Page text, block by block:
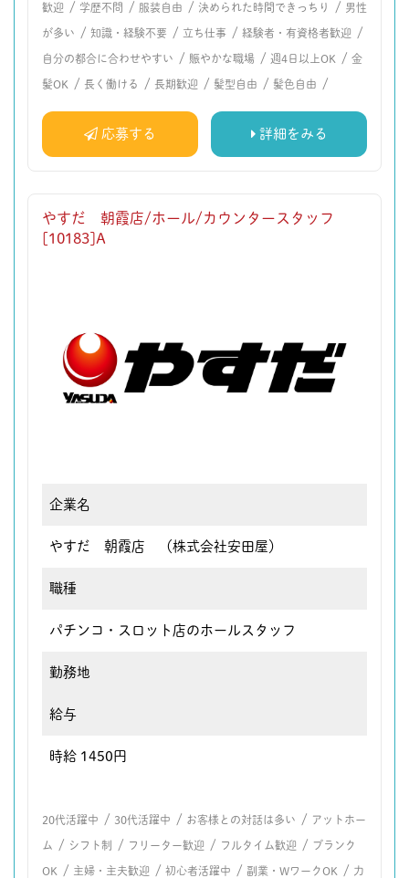
歓迎 / 学歴不問 / 服装自由 / 決められた時間できっちり / 男性
が多い / 知識・経験不要 / 立ち仕事 / 経験者・有資格者歓迎 /
自分の都合に合わせやすい / 賑やかな職場 / 週4日以上OK / 金
髪OK / 長く働ける / 長期歓迎 / 髪型自由 / 髪色自由 /
応募する 詳細をみる
やすだ 朝霞店/ホール/カウンタースタッフ
[10183]A
企業名
やすだ 朝霞店 （株式会社安田屋）
職種
パチンコ・スロット店のホールスタッフ
勤務地
給与
時給 1450円
20代活躍中 / 30代活躍中 / お客様との対話は多い / アットホー
ム / シフト制 / フリーター歓迎 / フルタイム歓迎 / ブランク
OK / 主婦・主夫歓迎 / 初心者活躍中 / 副業・WワークOK / 力